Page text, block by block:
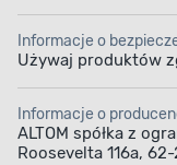
Informacje o
Używaj produktów
Informacje o
ALTOM spółka z
Roosevelta 116a,